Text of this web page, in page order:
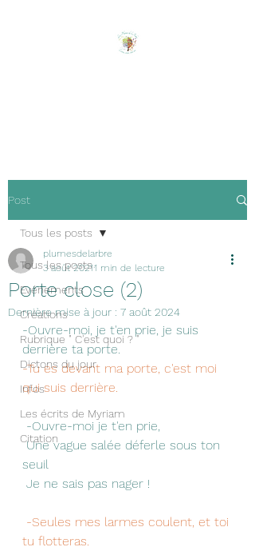
Post
Tous les posts
Evénements
Créations
Rubrique " C'est quoi ? "
Dictons du jour
Infos
Les écrits de Myriam
Citation
Tous les posts
Porte close (2)
plumesdelarbre
3 août 20211 min de lecture
Dernière mise à jour : 7 août 2024
-Ouvre-moi, je t'en prie, je suis
derrière ta porte.
-Tu es devant ma porte, c'est moi
qui suis derrière.
-Ouvre-moi je t'en prie,
Une vague salée déferle sous ton
seuil
Je ne sais pas nager !
tu flotteras.